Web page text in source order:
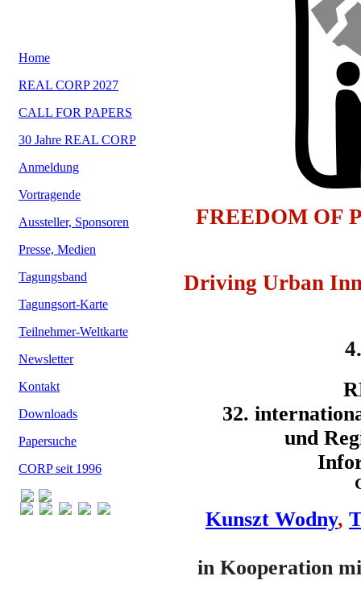
Home
REAL CORP 2027
CALL FOR PAPERS
30 Jahre REAL CORP
Anmeldung
Vortragende
Aussteller, Sponsoren
Presse, Medien
Tagungsband
Tagungsort-Karte
Teilnehmer-Weltkarte
Newsletter
Kontakt
Downloads
Papersuche
CORP seit 1996
FREEDOM OF
Driving Urban
32.
und
Kunszt Wodny,
in Kooperation